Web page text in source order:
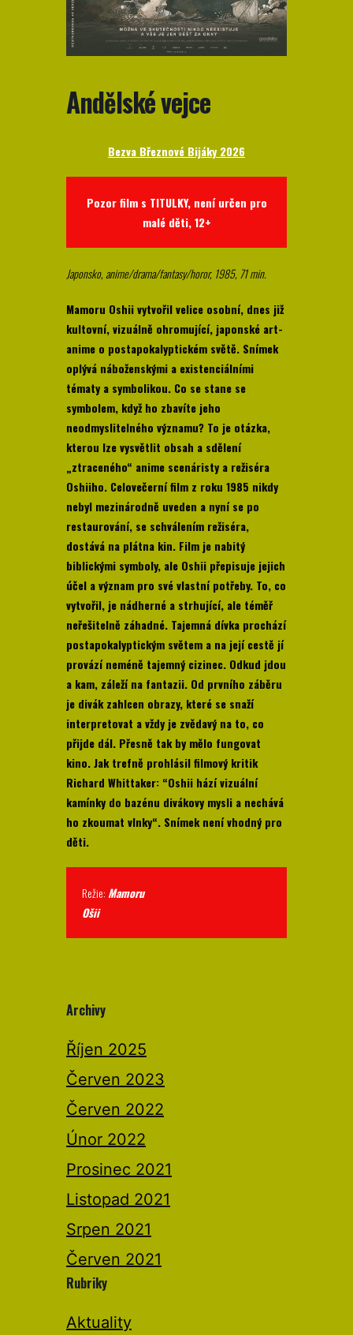
Andělské vejce
Bezva Březnové Bijáky 2026
Pozor film s TITULKY, není určen pro
malé děti, 12+
Japonsko, anime/drama/fantasy/horor, 1985, 71 min.
Mamoru Oshii vytvořil velice osobní, dnes již
kultovní, vizuálně ohromující, japonské art-
anime o postapokalyptickém světě. Snímek
oplývá náboženskými a existenciálními
tématy a symbolikou. Co se stane se
symbolem, když ho zbavíte jeho
neodmyslitelného významu? To je otázka,
kterou lze vysvětlit obsah a sdělení
„ztraceného“ anime scenáristy a režiséra
Oshiiho. Celovečerní film z roku 1985 nikdy
nebyl mezinárodně uveden a nyní se po
restaurování, se schválením režiséra,
dostává na plátna kin. Film je nabitý
biblickými symboly, ale Oshii přepisuje jejich
účel a význam pro své vlastní potřeby. To, co
vytvořil, je nádherné a strhující, ale téměř
neřešitelně záhadné. Tajemná dívka prochází
postapokalyptickým světem a na její cestě jí
provází neméně tajemný cizinec. Odkud jdou
a kam, záleží na fantazii. Od prvního záběru
je divák zahlcen obrazy, které se snaží
interpretovat a vždy je zvědavý na to, co
přijde dál. Přesně tak by mělo fungovat
kino. Jak trefně prohlásil filmový kritik
Richard Whittaker: “Oshii hází vizuální
kamínky do bazénu divákovy mysli a nechává
ho zkoumat vlnky“. Snímek není vhodný pro
děti.
Režie: Mamoru
Ošii
Archivy
Říjen 2025
Červen 2023
Červen 2022
Únor 2022
Prosinec 2021
Listopad 2021
Srpen 2021
Červen 2021
Rubriky
Aktuality